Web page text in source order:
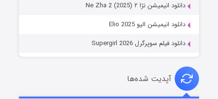
دانلود انیمیشن نژا ۲ Ne Zha 2 (2025)
دانلود انیمیشن الیو Elio 2025
دانلود فیلم سوپرگرل Supergirl 2026
آپدیت شده‌ها